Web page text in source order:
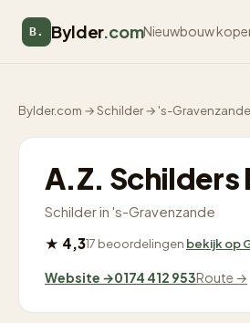
B. Bylder.comNieuwbouw
Bylder.com →Schilder→ 's-Gravenzande
A.Z. Schilders
Schilder in 's-Gravenzande
★ 4,317 beoordelingen bekijk op
Website →0174 412 953Route →